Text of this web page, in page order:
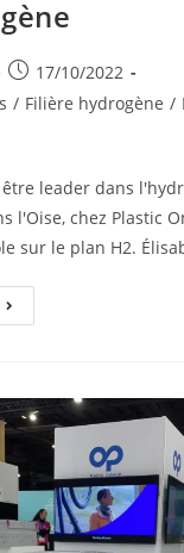
17/10/2022
/ Filière hydrogène /
leader dans
l'Oise, chez Plastic
sur le plan H2.